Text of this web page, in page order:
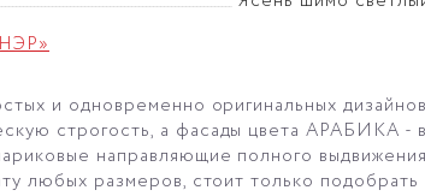
и одновременно оригинальных
строгость, а фасады цвета АРАБИКА -
направляющие полного
любых размеров, стоит только